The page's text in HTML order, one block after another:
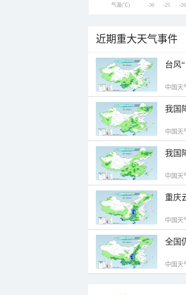
气温(℃) -30 -25 -20
近期重大天气事件
台风
中国天
我国
中国天
我国
中国天
重庆
中国天
全国
中国天